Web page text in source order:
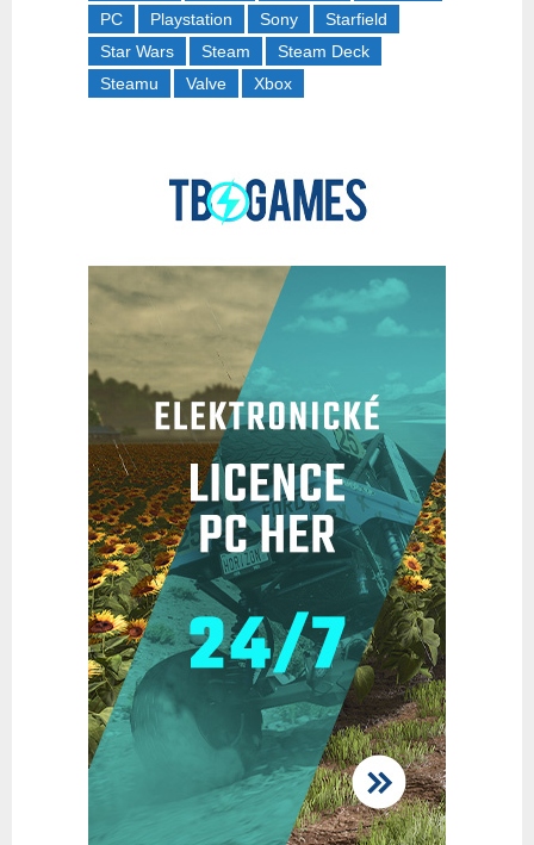
PC
Playstation Sony
Starfield
Star Wars
Steam
Steam Deck
Steamu
Valve Xbox